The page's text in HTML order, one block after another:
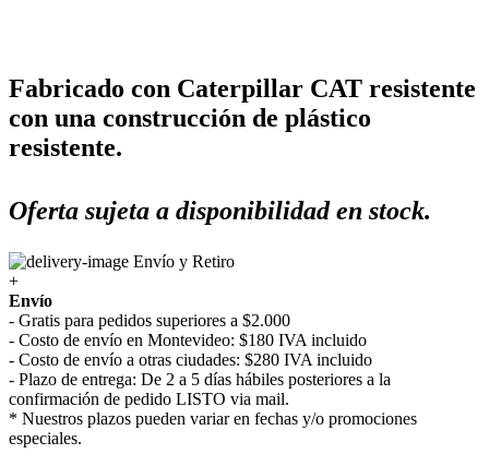
Fabricado con Caterpillar CAT resistente
con una construcción de plástico
resistente.
Oferta sujeta a disponibilidad en stock.
Envío y Retiro
+
Envío
- Gratis para pedidos superiores a $2.000
- Costo de envío en Montevideo: $180 IVA incluido
- Costo de envío a otras ciudades: $280 IVA incluido
- Plazo de entrega: De 2 a 5 días hábiles posteriores a la
confirmación de pedido LISTO via mail.
* Nuestros plazos pueden variar en fechas y/o promociones
especiales.